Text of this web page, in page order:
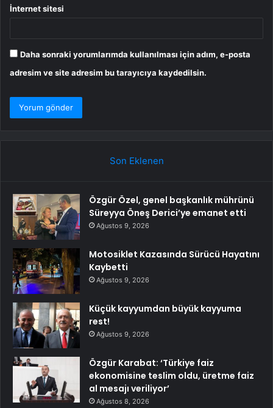
İnternet sitesi
Daha sonraki yorumlarımda kullanılması için adım, e-posta
adresim ve site adresim bu tarayıcıya kaydedilsin.
Son Eklenen
Özgür Özel, genel başkanlık mührünü
Süreyya Öneş Derici’ye emanet etti
Ağustos 9, 2026
Motosiklet Kazasında Sürücü Hayatını
Kaybetti
Ağustos 9, 2026
Küçük kayyumdan büyük kayyuma
rest!
Ağustos 9, 2026
Özgür Karabat: ‘Türkiye faiz
ekonomisine teslim oldu, üretme faiz
al mesajı veriliyor’
Ağustos 8, 2026